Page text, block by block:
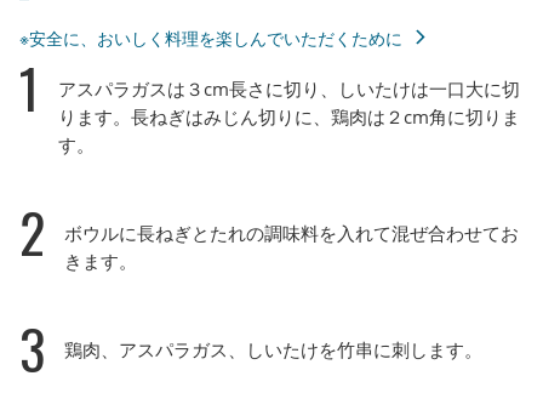
※安全に、おいしく料理を楽しんでいただくために
1
アスパラガスは３cm長さに切り、しいたけは一口大に切
ります。長ねぎはみじん切りに、鶏肉は２cm角に切りま
す。
2
ボウルに長ねぎとたれの調味料を入れて混ぜ合わせてお
きます。
3 鶏肉、アスパラガス、しいたけを竹串に刺します。